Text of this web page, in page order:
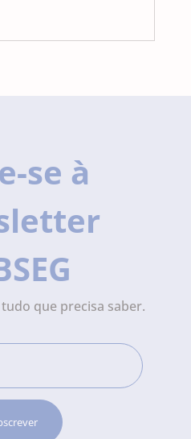
se à
que precisa saber.